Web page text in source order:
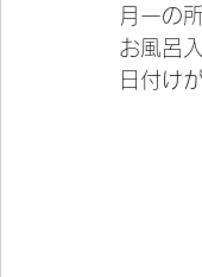
月一の
お風呂
日付け